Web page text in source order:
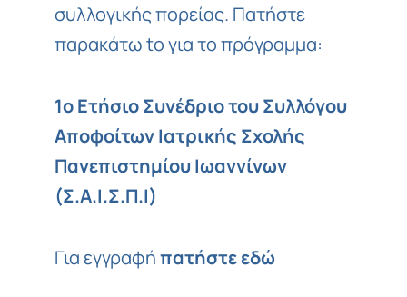
συλλογικής πορείας. Πατήστε
παρακάτω to για το πρόγραμμα:
1ο Ετήσιο Συνέδριο του Συλλόγου
Αποφοίτων Ιατρικής Σχολής
Πανεπιστημίου Ιωαννίνων
(Σ.Α.Ι.Σ.Π.Ι)
Για εγγραφήπατήστε εδώ